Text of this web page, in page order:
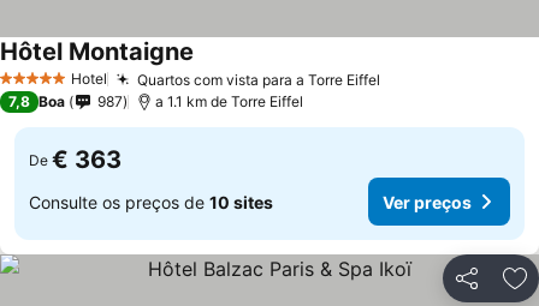
5 Estrelas Hotel Quartos com vista para a Torre Eiffel
Hôtel Montaigne
7,8 Boa 987 a 1.1 km de Torre Eiffel
De € 363
Consulte os preços de 10 sites Ver preços
Partilhar